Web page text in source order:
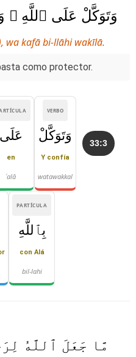
وَتَوَكَّلْ عَلَى ٱللَّهِ
wa kafā bi-llāhi wakīlā.
como protector.
33:3
VERBO
وَتَوَكَّلْ
Y confía
watawakkal
عَلَى
en
ʿalā
PARTÍCULA
بِٱللَّهِ
con Alá
bil-lahi
مَّا جَعَلَ ٱللَّهُ